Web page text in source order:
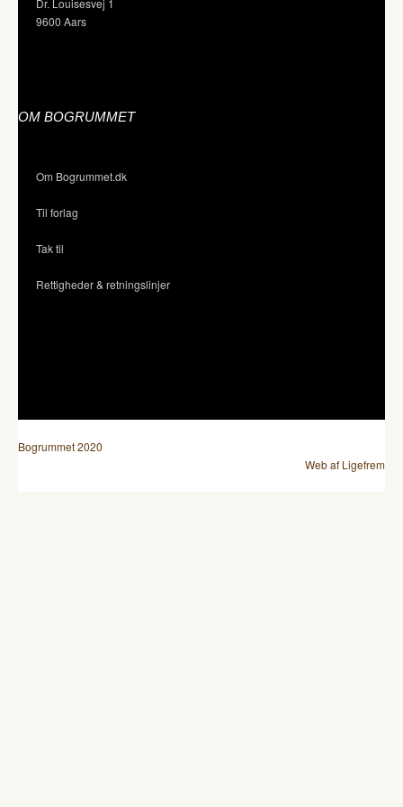
Dr. Louisesvej 1
9600 Aars
OM BOGRUMMET
Om Bogrummet.dk
Til forlag
Tak til
Rettigheder & retningslinjer
Bogrummet 2020
Web af Ligefrem